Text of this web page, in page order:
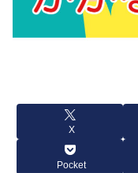
X
Pocket